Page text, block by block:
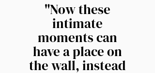
"Now these
intimate
moments can
have a place on
the wall, instead